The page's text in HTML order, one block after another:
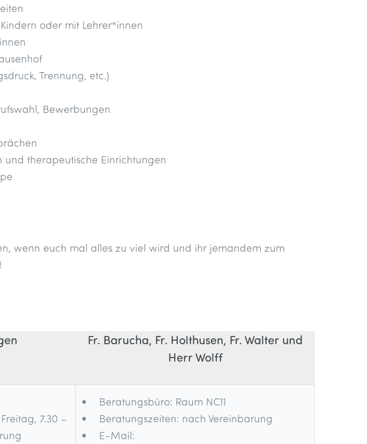
oder mit Lehrer*innen
Trennung, etc.)
Bewerbungen
und therapeutische Einrichtungen
wenn euch mal alles zu viel wird und ihr jemandem zum
Fr. Barucha, Fr. Holthusen, Fr. Walter und
Herr Wolff
7.30 –
Beratungsbüro: Raum NC11
Beratungszeiten: nach Vereinbarung
E-Mail: